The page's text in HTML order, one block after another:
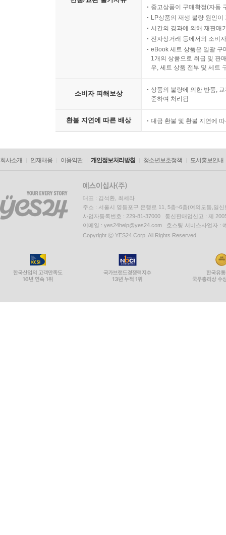
중고상품이 구매확정(자동
LP상품의 재생 불량 원인
시간의 경과에 의해 재판매
전자상거래 등에서의 소비
eBook 세트 상품은 일괄 구
1개의 상품으로 취급 및 판
우, 세트 상품 전부 및 세트
소비자 피해보상
상품의 불량에 의한 반품,
준하여 처리됨
환불 지연에 따른 배상 대금 환불 및 환불 지연에
회사소개 인재채용 이용약관 개인정보처리방침 청소년보호정책 도서홍보안내
대표 : 김석환, 최세라
주소 : 서울시 영등포구 은행로 11, 5층~6층(여의도동,일신
사업자등록번호 : 229-81-37000 통신판매업신고 : 제
이메일 : yes24help@yes24.com 호스팅 서비스사업자 :
Copyright ⓒ YES24 Corp. All Rights Reserved.